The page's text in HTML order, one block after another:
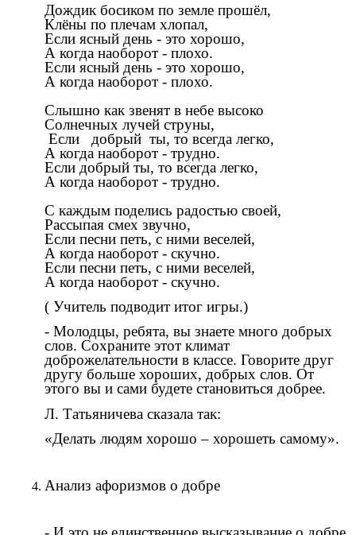
Дождик босиком по земле прошёл,
Клёны по плечам хлопал,
Если ясный день - это хорошо,
А когда наоборот - плохо.
Если ясный день - это хорошо,
А когда наоборот - плохо.
Слышно как звенят в небе высоко
Солнечных лучей струны,
Если добрый ты, то всегда легко,
А когда наоборот - трудно.
Если добрый ты, то всегда легко,
А когда наоборот - трудно.
С каждым поделись радостью своей,
Рассыпая смех звучно,
Если песни петь, с ними веселей,
А когда наоборот - скучно.
Если песни петь, с ними веселей,
А когда наоборот - скучно.
( Учитель подводит итог игры.)
- Молодцы, ребята, вы знаете много добрых
слов. Сохраните этот климат
доброжелательности в классе. Говорите друг
другу больше хороших, добрых слов. От
этого вы и сами будете становиться добрее.
Л. Татьяничева сказала так:
«Делать людям хорошо – хорошеть самому».
Анализ афоризмов о добре